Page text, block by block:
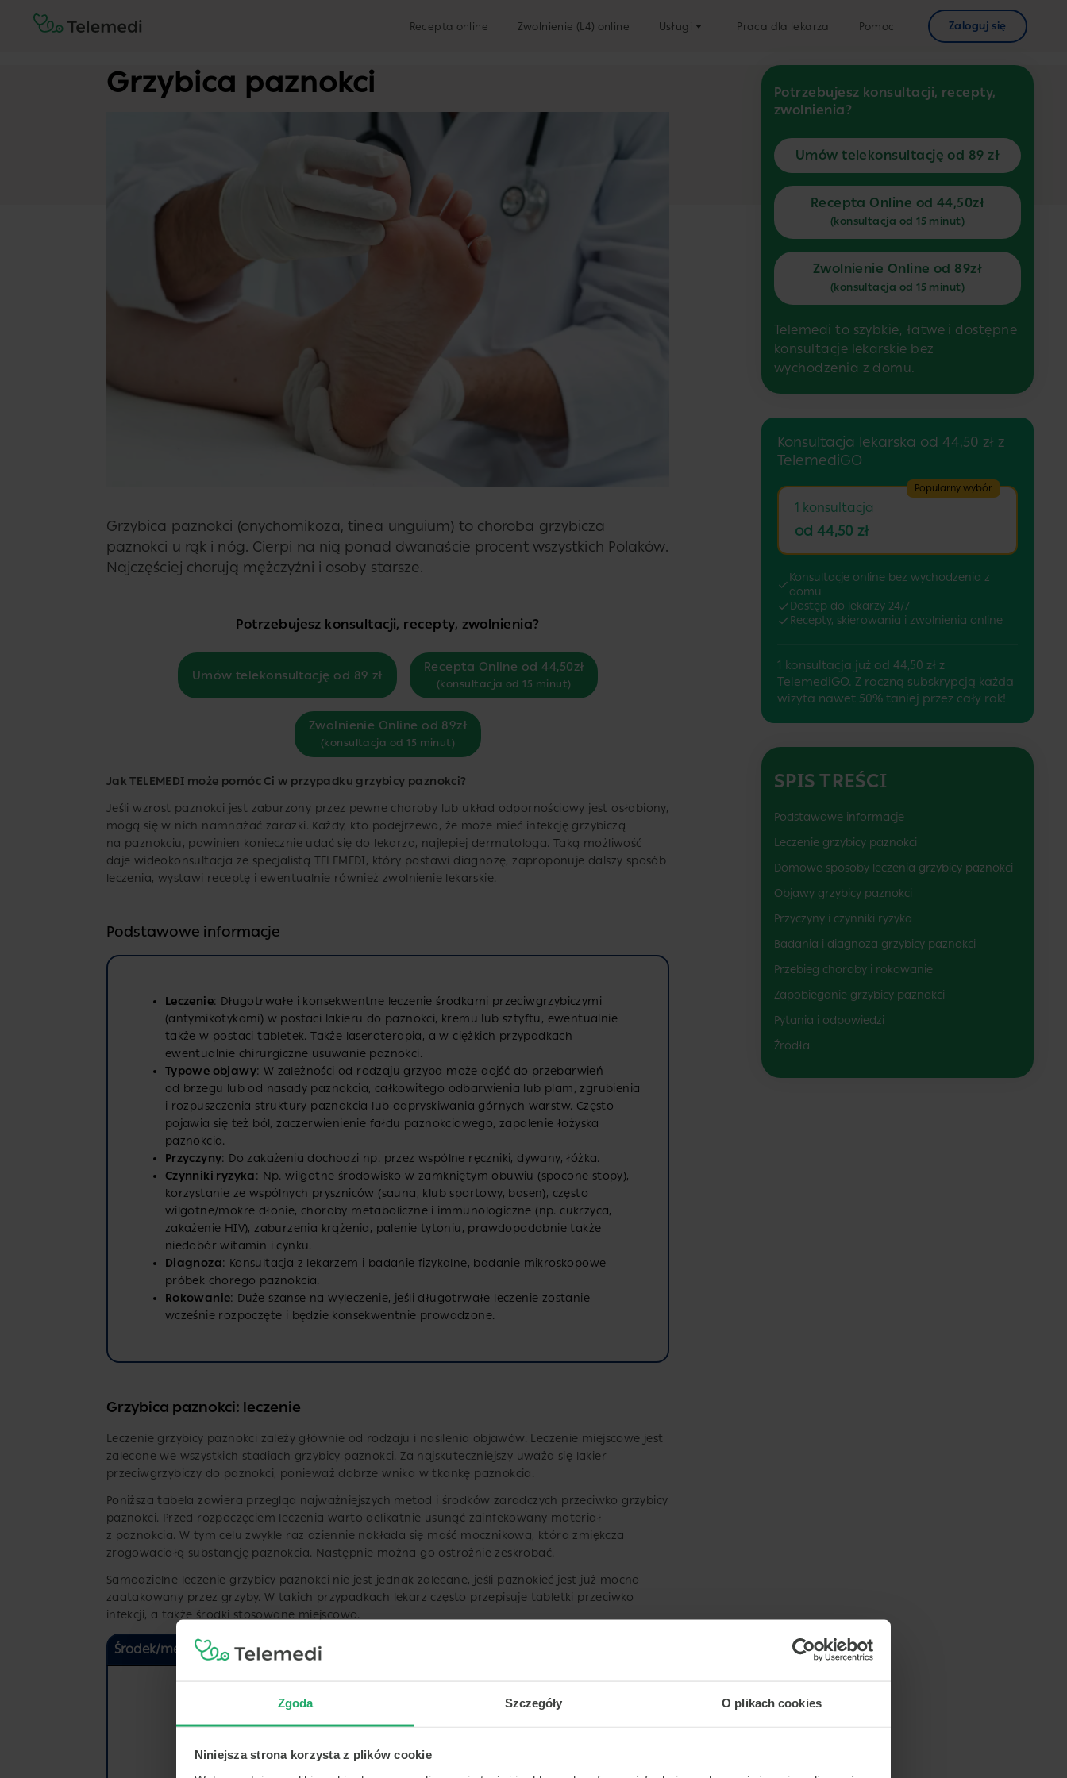
Zgoda Szczegóły O plikach cookies
Niniejsza strona korzysta z plików cookie
Recepta online Zwolnienie (L4) online Usługi Praca dla lekarza Pomoc Zaloguj się
Grzybica paznokci
Grzybica paznokci (onychomikoza, tinea unguium) to choroba grzybicza
paznokci u rąk i nóg. Cierpi na nią ponad dwanaście procent wszystkich Polaków.
Najczęściej chorują mężczyźni i osoby starsze.
Potrzebujesz konsultacji, recepty, zwolnienia?
Umów telekonsultację od 89 zł
Recepta Online od 44,50zł
(konsultacja od 15 minut)
Zwolnienie Online od 89zł
(konsultacja od 15 minut)
Jak TELEMEDI może pomóc Ci w przypadku grzybicy paznokci?
Jeśli wzrost paznokci jest zaburzony przez pewne choroby lub układ odpornościowy jest osłabiony,
mogą się w nich namnażać zarazki. Każdy, kto podejrzewa, że może mieć infekcję grzybiczą
na paznokciu, powinien koniecznie udać się do lekarza, najlepiej dermatologa. Taką możliwość
daje wideokonsultacja ze specjalistą TELEMEDI, który postawi diagnozę, zaproponuje dalszy sposób
leczenia, wystawi receptę i ewentualnie również zwolnienie lekarskie.
Podstawowe informacje
Leczenie: Długotrwałe i konsekwentne leczenie środkami przeciwgrzybiczymi
(antymikotykami) w postaci lakieru do paznokci, kremu lub sztyftu, ewentualnie
także w postaci tabletek. Także laseroterapia, a w ciężkich przypadkach
ewentualnie chirurgiczne usuwanie paznokci.
Typowe objawy: W zależności od rodzaju grzyba może dojść do przebarwień
od brzegu lub od nasady paznokcia, całkowitego odbarwienia lub plam, zgrubienia
i rozpuszczenia struktury paznokcia lub odpryskiwania górnych warstw. Często
pojawia się też ból, zaczerwienienie fałdu paznokciowego, zapalenie łożyska
paznokcia.
Przyczyny: Do zakażenia dochodzi np. przez wspólne ręczniki, dywany, łóżka.
Czynniki ryzyka: Np. wilgotne środowisko w zamkniętym obuwiu (spocone stopy),
korzystanie ze wspólnych pryszniców (sauna, klub sportowy, basen), często
wilgotne/mokre dłonie, choroby metaboliczne i immunologiczne (np. cukrzyca,
zakażenie HIV), zaburzenia krążenia, palenie tytoniu, prawdopodobnie także
niedobór witamin i cynku.
Diagnoza: Konsultacja z lekarzem i badanie fizykalne, badanie mikroskopowe
próbek chorego paznokcia.
Rokowanie: Duże szanse na wyleczenie, jeśli długotrwałe leczenie zostanie
wcześnie rozpoczęte i będzie konsekwentnie prowadzone.
Grzybica paznokci: leczenie
Leczenie grzybicy paznokci zależy głównie od rodzaju i nasilenia objawów. Leczenie miejscowe jest
zalecane we wszystkich stadiach grzybicy paznokci. Za najskuteczniejszy uważa się lakier
przeciwgrzybiczy do paznokci, ponieważ dobrze wnika w tkankę paznokcia.
Poniższa tabela zawiera przegląd najważniejszych metod i środków zaradczych przeciwko grzybicy
paznokci. Przed rozpoczęciem leczenia warto delikatnie usunąć zainfekowany materiał
z paznokcia. W tym celu zwykle raz dziennie nakłada się maść mocznikową, która zmiękcza
zrogowaciałą substancję paznokcia. Następnie można go ostrożnie zeskrobać.
Samodzielne leczenie grzybicy paznokci nie jest jednak zalecane, jeśli paznokieć jest już mocno
zaatakowany przez grzyby. W takich przypadkach lekarz często przepisuje tabletki przeciwko
infekcji, a także środki stosowane miejscowo.
Środek/metoda Użycie
aplikacja.
Nałóż na całą
powierzchnię paznokcia,
go skóry i pod wolny brzeg
Potrzebujesz konsultacji, recepty,
zwolnienia?
Umów telekonsultację od 89 zł
Recepta Online od 44,50zł
(konsultacja od 15 minut)
Zwolnienie Online od 89zł
(konsultacja od 15 minut)
Telemedi to szybkie, łatwe i dostępne
konsultacje lekarskie bez
wychodzenia z domu.
Konsultacja lekarska od 44,50 zł z
TelemediGO
Popularny wybór
1 konsultacja
od 44,50 zł
Konsultacje online bez wychodzenia z
domu
Dostęp do lekarzy 24/7
Recepty, skierowania i zwolnienia online
1 konsultacja już od 44,50 zł z
TelemediGO. Z roczną subskrypcją każda
wizyta nawet 50% taniej przez cały rok!
SPIS TREŚCI
Podstawowe informacje
Leczenie grzybicy paznokci
Domowe sposoby leczenia grzybicy paznokci
Objawy grzybicy paznokci
Przyczyny i czynniki ryzyka
Badania i diagnoza grzybicy paznokci
Przebieg choroby i rokowanie
Zapobieganie grzybicy paznokci
Pytania i odpowiedzi
Źródła